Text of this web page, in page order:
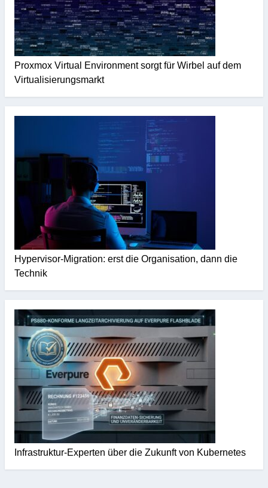
Proxmox Virtual Environment sorgt für Wirbel auf dem
Virtualisierungsmarkt
Hypervisor-Migration: erst die Organisation, dann die
Technik
Infrastruktur-Experten über die Zukunft von Kubernetes